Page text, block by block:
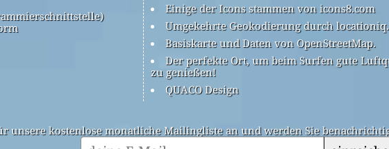
Einige der Icons stammen von icons8.com
Umgekehrte Geokodierung durch
Basiskarte und Daten von OpenStreetMap.
Der perfekte Ort, um beim Surfen gute
zu genießen!
QUACO Design
unsere kostenlose monatliche Mailingliste an und werden Sie